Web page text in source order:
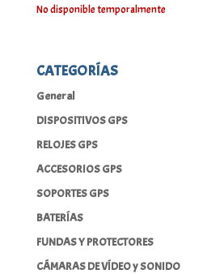
precio
No disponible temporalmente
CATEGORÍAS
General
DISPOSITIVOS GPS
RELOJES GPS
ACCESORIOS GPS
SOPORTES GPS
BATERÍAS
FUNDAS Y PROTECTORES
CÁMARAS DE VÍDEO y SONIDO